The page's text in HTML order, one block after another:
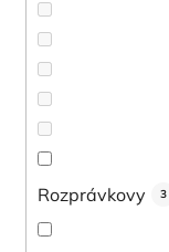
Rozprávkovy 3